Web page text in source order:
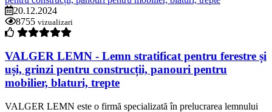
20.12.2024
8755 vizualizari
VALGER LEMN - Lemn stratificat pentru ferestre și
uși, grinzi pentru construcții, panouri pentru
mobilier, blaturi, trepte
VALGER LEMN este o firmă specializată în prelucrarea lemnului